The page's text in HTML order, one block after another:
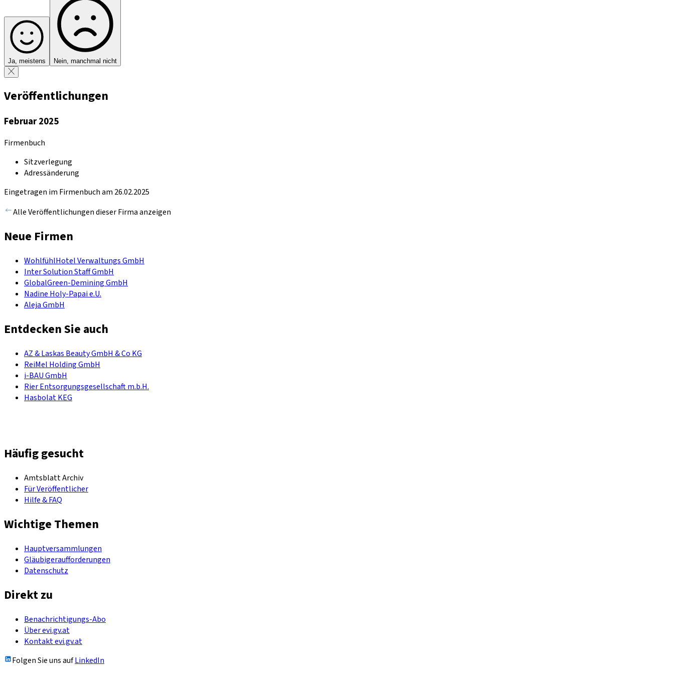
Ja, meistens Nein, manchmal nicht
Veröffentlichungen
Februar 2025
Firmenbuch
Sitzverlegung
Adressänderung
Eingetragen im Firmenbuch am 26.02.2025
Alle Veröffentlichungen dieser Firma anzeigen
Neue Firmen
WohlfühlHotel Verwaltungs GmbH
Inter Solution Staff GmbH
GlobalGreen-Demining GmbH
Nadine Holy-Papai e.U.
Aleja GmbH
Entdecken Sie auch
AZ & Laskas Beauty GmbH & Co KG
ReiMel Holding GmbH
i-BAU GmbH
Rier Entsorgungsgesellschaft m.b.H.
Hasbolat KEG
Häufig gesucht
Amtsblatt Archiv
Für Veröffentlicher
Hilfe & FAQ
Wichtige Themen
Hauptversammlungen
Gläubigeraufforderungen
Datenschutz
Direkt zu
Benachrichtigungs-Abo
Über evi.gv.at
Kontakt evi.gv.at
Folgen Sie uns aufLinkedIn